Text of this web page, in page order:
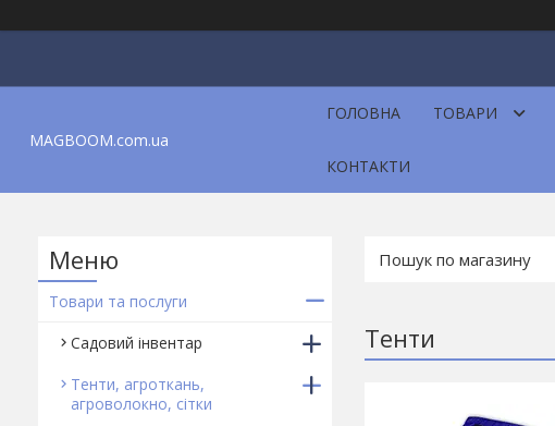
MAGBOOM.com.ua
ГОЛОВНА ТОВАРИ
КОНТАКТИ
Тенти
Товари та послуги
Садовий інвентар
Тенти, агроткань,
агроволокно, сітки